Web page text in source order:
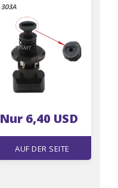
316A 307A 318A for
YAMAHA YS100 YG300
YS12 YG12 YS24 YSM10
YSM20R
Nur 6,40 USD
AUF DER SEITE